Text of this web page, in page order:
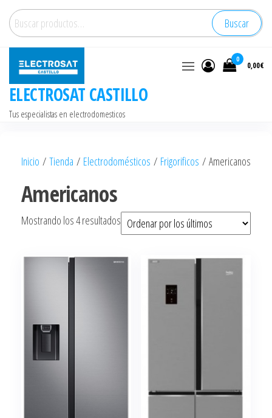
Saltar
contenido
Buscar
por:
Buscar
ELECTROSAT CASTILLO
Tus especialistas en electrodomesticos
0
0,00€
Inicio / Tienda / Electrodomésticos / Frigorificos / Americanos
Americanos
Mostrando los 4 resultados Ordenado
por
los